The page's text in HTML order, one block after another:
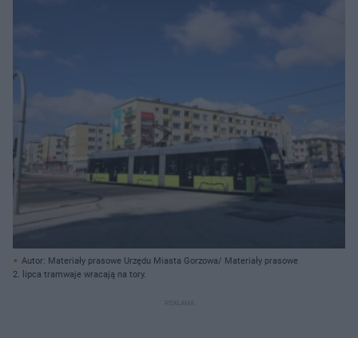
Autor: Materiały prasowe Urzędu Miasta Gorzowa/ Materiały prasowe
2. lipca tramwaje wracają na tory.